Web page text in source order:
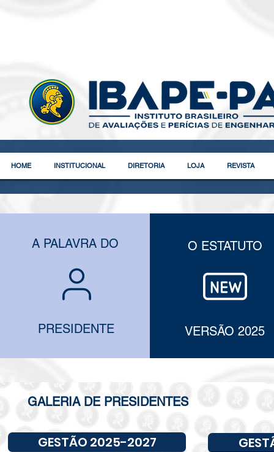
HOME INSTITUCIONAL DIRETORIA LOJA REVISTA
Diretoria
Estatuto
A PALAVRA DO
PRESIDENTE
O ESTATUTO
VERSÃO 2025
GALERIA DE PRESIDENTES
GESTÃO 2025-2027